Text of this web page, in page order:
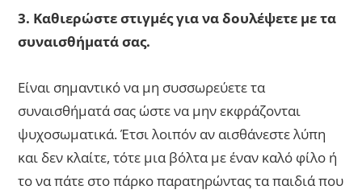
3. Καθιερώστε στιγμές για να δουλέψετε με τα
συναισθήματά σας.
Είναι σημαντικό να μη συσσωρεύετε τα
συναισθήματά σας ώστε να μην εκφράζονται
ψυχοσωματικά. Έτσι λοιπόν αν αισθάνεστε λύπη
και δεν κλαίτε, τότε μια βόλτα με έναν καλό φίλο ή
το να πάτε στο πάρκο παρατηρώντας τα παιδιά που